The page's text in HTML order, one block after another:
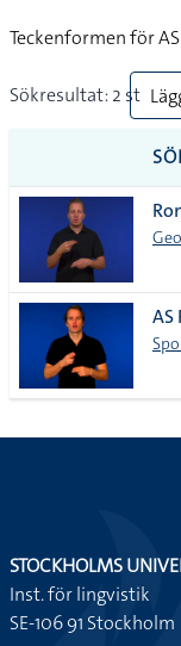
Teckenformen för
Sökresultat: 2 st
till
AS
STOCKHOLMS
Inst. för lingvistik
SE-106 91 Stockholm